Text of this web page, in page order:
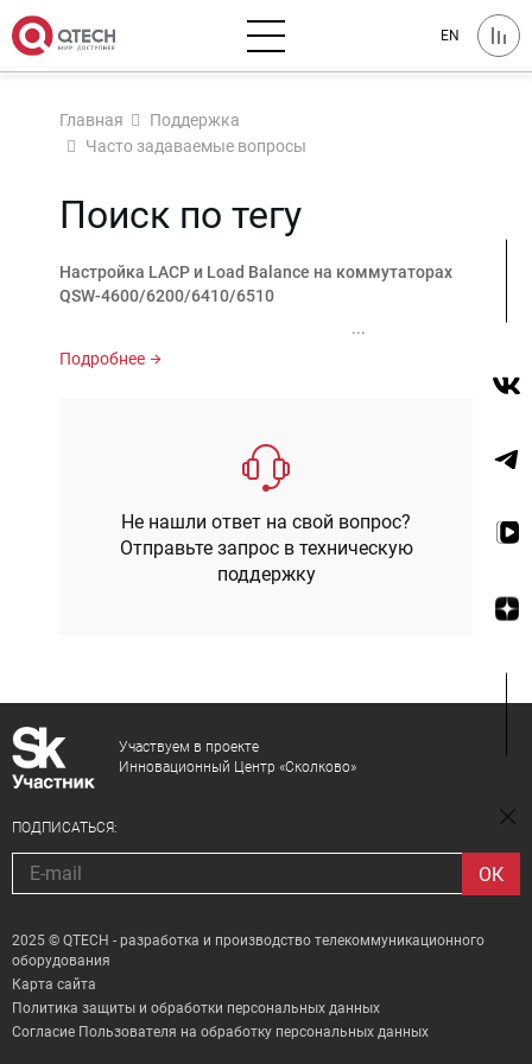
EN
Главная
Поддержка
Часто задаваемые вопросы
Поиск по тегу
Настройка LACP и Load Balance на коммутаторах
QSW-4600/6200/6410/6510
...
Подробнее
Не нашли ответ на свой вопрос?
Отправьте запрос в техническую
поддержку
Участвуем в проекте
Инновационный Центр «Сколково»
ПОДПИСАТЬСЯ:
2025 © QTECH - разработка и производство телекоммуникационного
оборудования
Карта сайта
Политика защиты и обработки персональных данных
Согласие Пользователя на обработку персональных данных